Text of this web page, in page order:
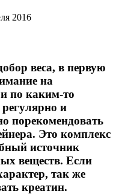
2016
веса, в первую
на
по каким-то
и
порекомендовать
Это комплекс
источник
веществ. Если
так же
креатин.